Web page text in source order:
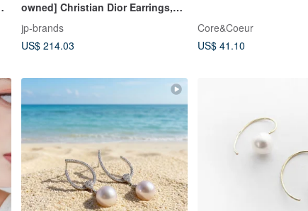
owned] Christian Dior Earrings,
Vintage, Metal/Faux
Pearl/Rhinestone, Gold
jp-brands
US$ 214.03
Core&Coeur
US$ 41.10